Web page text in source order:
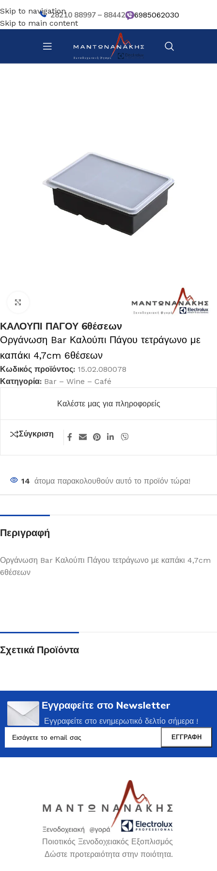
Skip to navigation
Skip to main content
28210 88997 – 88442 6985062030
Αρχική σελίδα/ Bar – Wine – Café
ΚΑΛΟΥΠΙ ΠΑΓΟΥ 6θέσεων
Οργάνωση Bar Καλούπι Πάγου τετράγωνο με
καπάκι 4,7cm 6θέσεων
Κωδικός προϊόντος: 15.02.080078
Κατηγορία: Bar – Wine – Café
Καλέστε μας για πληροφορείς
Σύγκριση
14 άτομα παρακολουθούν αυτό το προϊόν τώρα!
Περιγραφή
Οργάνωση Bar Καλούπι Πάγου τετράγωνο με καπάκι 4,7cm
6θέσεων
Σχετικά Προϊόντα
Εγγραφείτε στο Newsletter
Εγγραφείτε στο ενημερωτικό δελτίο σήμερα !
Ποιοτικός Ξενοδοχειακός Εξοπλισμός
Δώστε προτεραιότητα στην ποιότητα.